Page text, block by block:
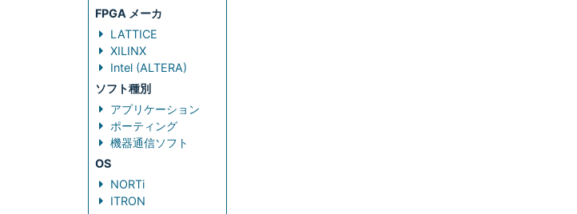
FPGA メーカ
LATTICE
XILINX
Intel (ALTERA)
ソフト種別
アプリケーション
ポーティング
機器通信ソフト
OS
NORTi
ITRON